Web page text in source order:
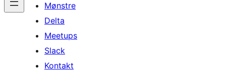
Mønstre
Delta
Meetups
Slack
Kontakt